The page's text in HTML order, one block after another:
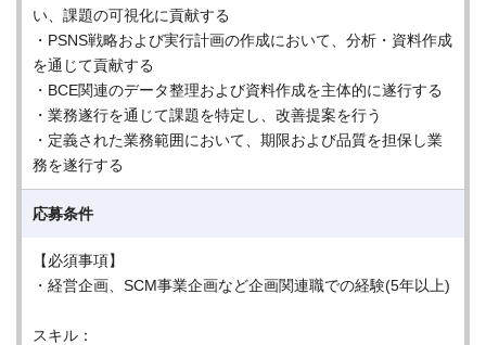
い、課題の可視化に貢献する
・PSNS戦略および実行計画の作成において、分析・資料作成
を通じて貢献する
・BCE関連のデータ整理および資料作成を主体的に遂行する
・業務遂行を通じて課題を特定し、改善提案を行う
・定義された業務範囲において、期限および品質を担保し業
務を遂行する
応募条件
【必須事項】
・経営企画、SCM事業企画など企画関連職での経験(5年以上)
スキル：